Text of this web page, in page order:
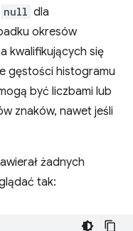
null dla
okresów
kwalifikujących się
gęstości histogramu
być liczbami lub
znaków, nawet jeśli
żadnych
tak: